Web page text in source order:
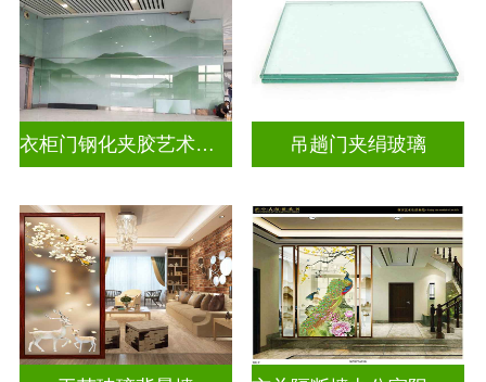
衣柜门钢化夹胶艺术玻璃 吊趟门夹绢玻璃